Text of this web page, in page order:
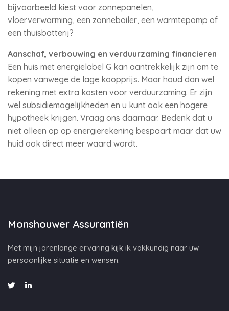
bijvoorbeeld kiest voor zonnepanelen,
vloerverwarming, een zonneboiler, een warmtepomp of
een thuisbatterij?
Aanschaf, verbouwing en verduurzaming financieren
Een huis met energielabel G kan aantrekkelijk zijn om te
kopen vanwege de lage koopprijs. Maar houd dan wel
rekening met extra kosten voor verduurzaming. Er zijn
wel subsidiemogelijkheden en u kunt ook een hogere
hypotheek krijgen. Vraag ons daarnaar. Bedenk dat u
niet alleen op op energierekening bespaart maar dat uw
huid ook direct meer waard wordt.
Monshouwer Assurantiën
Met mijn jarenlange ervaring kijk ik vakkundig naar uw
persoonlijke situatie en wensen.